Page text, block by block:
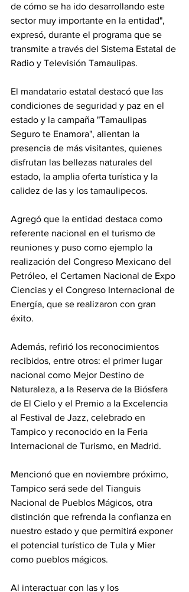
de cómo se ha ido desarrollando este
sector muy importante en la entidad",
expresó, durante el programa que se
transmite a través del Sistema Estatal de
Radio y Televisión Tamaulipas.
El mandatario estatal destacó que las
condiciones de seguridad y paz en el
estado y la campaña "Tamaulipas
Seguro te Enamora", alientan la
presencia de más visitantes, quienes
disfrutan las bellezas naturales del
estado, la amplia oferta turística y la
calidez de las y los tamaulipecos.
Agregó que la entidad destaca como
referente nacional en el turismo de
reuniones y puso como ejemplo la
realización del Congreso Mexicano del
Petróleo, el Certamen Nacional de Expo
Ciencias y el Congreso Internacional de
Energía, que se realizaron con gran
éxito.
Además, refirió los reconocimientos
recibidos, entre otros: el primer lugar
nacional como Mejor Destino de
Naturaleza, a la Reserva de la Biósfera
de El Cielo y el Premio a la Excelencia
al Festival de Jazz, celebrado en
Tampico y reconocido en la Feria
Internacional de Turismo, en Madrid.
Mencionó que en noviembre próximo,
Tampico será sede del Tianguis
Nacional de Pueblos Mágicos, otra
distinción que refrenda la confianza en
nuestro estado y que permitirá exponer
el potencial turístico de Tula y Mier
como pueblos mágicos.
Al interactuar con las y los